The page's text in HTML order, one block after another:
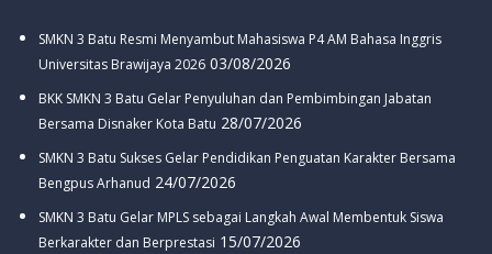
SMKN 3 Batu Resmi Menyambut Mahasiswa P4 AM Bahasa Inggris
Universitas Brawijaya 2026 03/08/2026
BKK SMKN 3 Batu Gelar Penyuluhan dan Pembimbingan Jabatan
Bersama Disnaker Kota Batu 28/07/2026
SMKN 3 Batu Sukses Gelar Pendidikan Penguatan Karakter Bersama
Bengpus Arhanud 24/07/2026
SMKN 3 Batu Gelar MPLS sebagai Langkah Awal Membentuk Siswa
Berkarakter dan Berprestasi 15/07/2026